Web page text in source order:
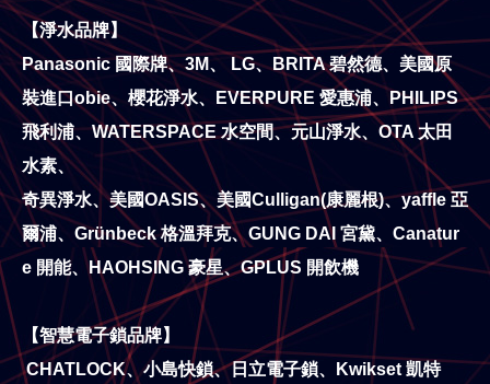
【淨水品牌】
Panasonic 國際牌、3M、 LG、BRITA 碧然德、美國原
裝進口obie、櫻花淨水、EVERPURE 愛惠浦、PHILIPS
飛利浦、WATERSPACE 水空間、元山淨水、OTA 太田
水素、
奇異淨水、美國OASIS、美國Culligan(康麗根)、yaffle 亞
爾浦、Grünbeck 格溫拜克、GUNG DAI 宮黛、Canatur
e 開能、HAOHSING 豪星、GPLUS 開飲機
【智慧電子鎖品牌】
CHATLOCK、小島快鎖、日立電子鎖、Kwikset 凱特